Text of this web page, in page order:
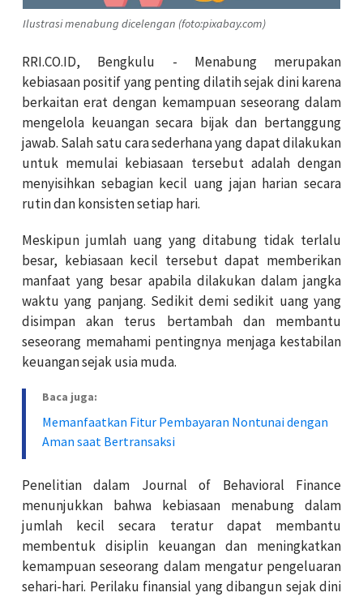
Ilustrasi menabung dicelengan (foto:pixabay.com)
RRI.CO.ID, Bengkulu - Menabung merupakan
kebiasaan positif yang penting dilatih sejak dini karena
berkaitan erat dengan kemampuan seseorang dalam
mengelola keuangan secara bijak dan bertanggung
jawab. Salah satu cara sederhana yang dapat dilakukan
untuk memulai kebiasaan tersebut adalah dengan
menyisihkan sebagian kecil uang jajan harian secara
rutin dan konsisten setiap hari.
Meskipun jumlah uang yang ditabung tidak terlalu
besar, kebiasaan kecil tersebut dapat memberikan
manfaat yang besar apabila dilakukan dalam jangka
waktu yang panjang. Sedikit demi sedikit uang yang
disimpan akan terus bertambah dan membantu
seseorang memahami pentingnya menjaga kestabilan
keuangan sejak usia muda.
Baca juga:
Memanfaatkan Fitur Pembayaran Nontunai dengan
Aman saat Bertransaksi
Penelitian dalam Journal of Behavioral Finance
menunjukkan bahwa kebiasaan menabung dalam
jumlah kecil secara teratur dapat membantu
membentuk disiplin keuangan dan meningkatkan
kemampuan seseorang dalam mengatur pengeluaran
sehari-hari. Perilaku finansial yang dibangun sejak dini